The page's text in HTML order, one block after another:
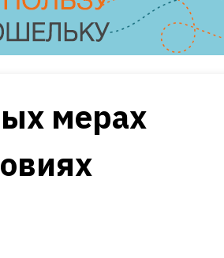
мерах